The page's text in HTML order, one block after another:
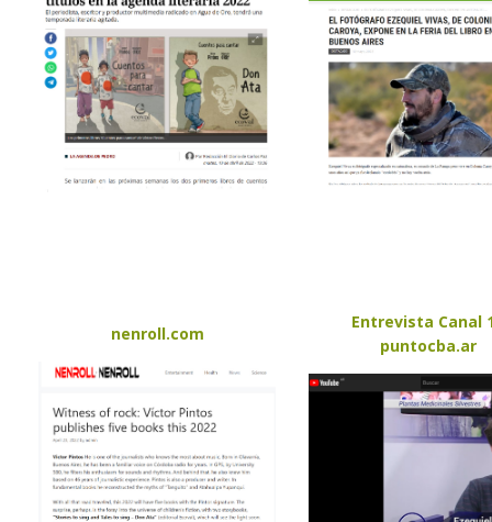
nenroll.com
Entrevista Canal
puntocba.ar